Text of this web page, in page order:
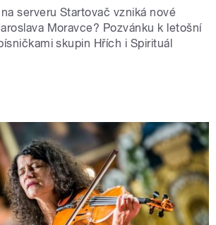
serveru Startovač vzniká nové
Moravce? Pozvánku k letošní
skupin Hřích i Spirituál